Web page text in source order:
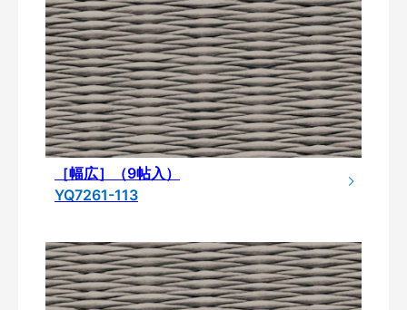
［幅広］（9帖入）
YQ7261-113